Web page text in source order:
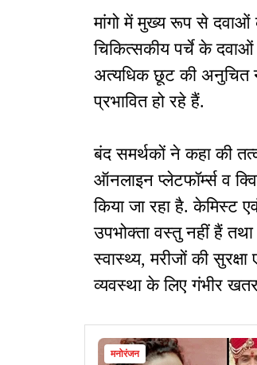
मांगो में मुख्य रूप से दवाओं
चिकित्सकीय पर्चे के दवाओं
अत्यधिक छूट की अनुचित
प्रभावित हो रहे हैं.
बंद समर्थकों ने कहा की
ऑनलाइन प्लेटफॉर्म्स व
किया जा रहा है. केमिस्ट
उपभोक्ता वस्तु नहीं हैं
स्वास्थ्य, मरीजों की
व्यवस्था के लिए गंभीर
मनोरंजन